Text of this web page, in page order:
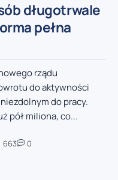
długotrwale
pełna
rządu
do aktywności
do pracy.
pół miliona, co...
663 0